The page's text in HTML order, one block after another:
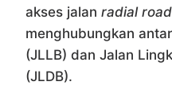
akses jalan radial road
menghubungkan
(JLLB) dan Jalan
(JLDB).